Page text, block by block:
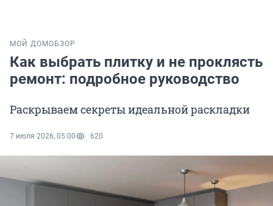
МОЙ ДОМОБЗОР
Как выбрать плитку и не проклясть
ремонт: подробное руководство
Раскрываем секреты идеальной раскладки
7 июля 2026, 05:00 620